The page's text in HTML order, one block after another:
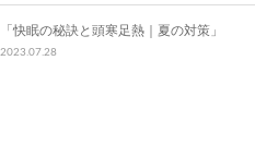
「快眠の秘訣と頭寒足熱｜夏の対策」
2023.07.28